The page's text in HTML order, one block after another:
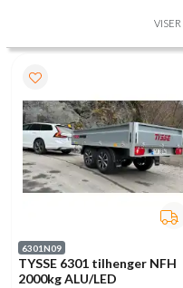
VISER
6301N09
TYSSE 6301 tilhenger NFH
2000kg ALU/LED